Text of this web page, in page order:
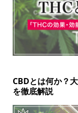
CBDとは何か？
を徹底解説